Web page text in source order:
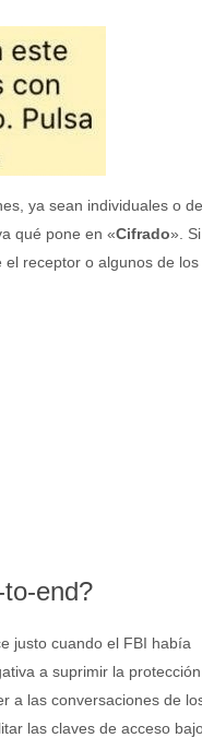
ya sean individuales o
qué pone en «Cifrado».
receptor o algunos de los
end?
justo cuando el FBI había
a suprimir la
a las conversaciones de
las claves de acceso